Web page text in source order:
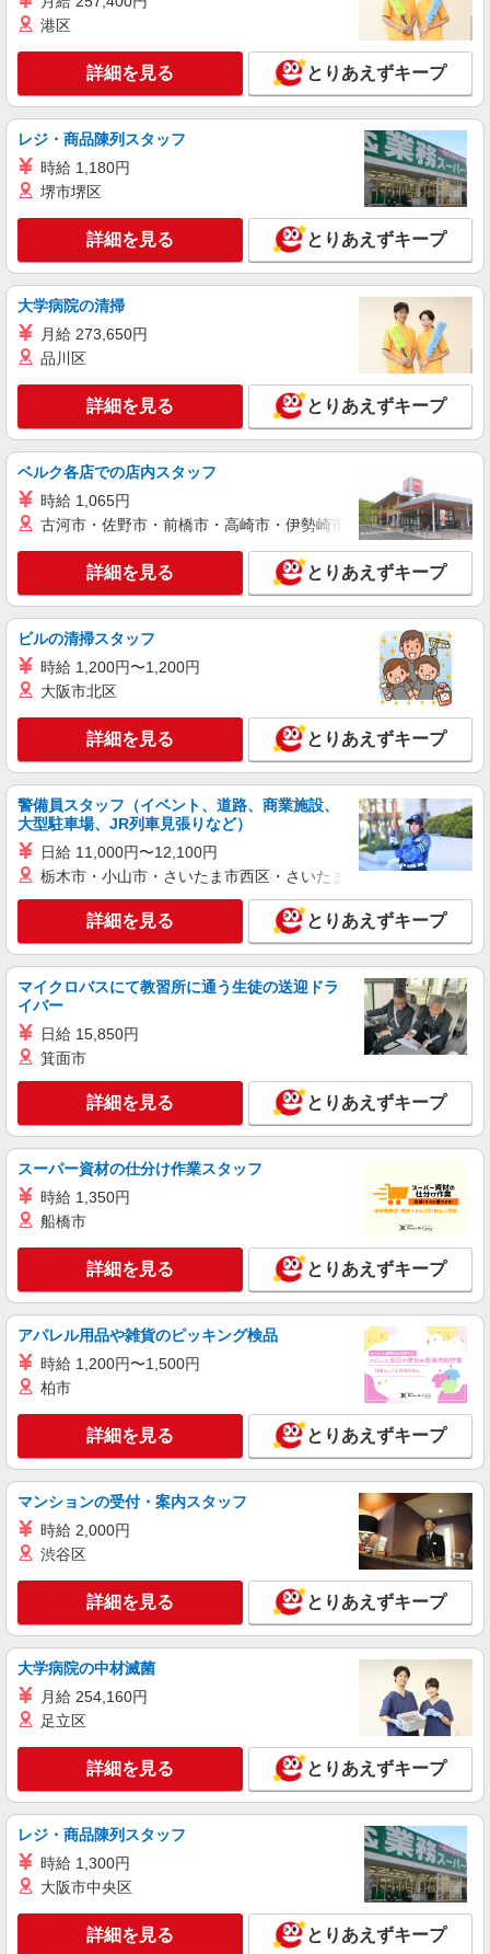
港区
詳細を見る とりあえずキープ
レジ・商品陳列スタッフ
時給 1,180円
堺市堺区
詳細を見る とりあえずキープ
大学病院の清掃
月給 273,650円
品川区
詳細を見る とりあえずキープ
ベルク各店での店内スタッフ
時給 1,065円
古河市・佐野市・前橋市・高崎市・伊勢崎市・太田市・館林市
詳細を見る とりあえずキープ
ビルの清掃スタッフ
時給 1,200円〜1,200円
大阪市北区
詳細を見る とりあえずキープ
警備員スタッフ（イベント、道路、商業施設、
大型駐車場、JR列車見張りなど）
日給 11,000円〜12,100円
栃木市・小山市・さいたま市西区・さいたま市岩槻区・久喜市・
詳細を見る とりあえずキープ
マイクロバスにて教習所に通う生徒の送迎ドラ
イバー
日給 15,850円
箕面市
詳細を見る とりあえずキープ
スーパー資材の仕分け作業スタッフ
時給 1,350円
船橋市
詳細を見る とりあえずキープ
アパレル用品や雑貨のピッキング検品
時給 1,200円〜1,500円
柏市
詳細を見る とりあえずキープ
マンションの受付・案内スタッフ
時給 2,000円
渋谷区
詳細を見る とりあえずキープ
大学病院の中材滅菌
月給 254,160円
足立区
詳細を見る とりあえずキープ
レジ・商品陳列スタッフ
時給 1,300円
大阪市中央区
詳細を見る とりあえずキープ